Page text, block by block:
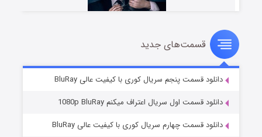
قسمت۸ (زیرنویس) منتشر شد
قسمت‌های جدید
دانلود قسمت پنجم سریال کوری با کیفیت عالی BluRay
دانلود قسمت اول سریال اعتراف میکنم 1080p BluRay
دانلود قسمت چهارم سریال کوری با کیفیت عالی BluRay